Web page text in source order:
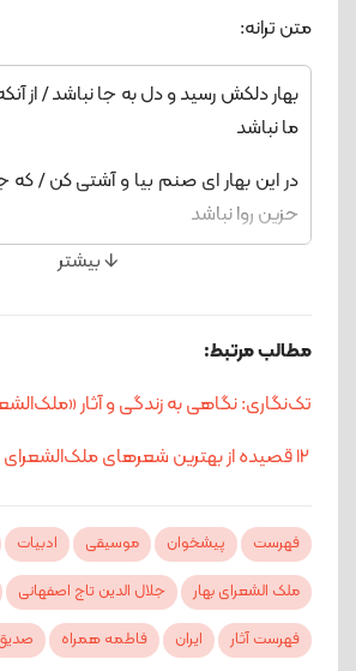
رهگذر بیا حذر کن/ لب ببند و این فسانه
متن ترانه:
بهار دلکش رسید و دل به جا نباشد / از
ما نباشد
در این بهار ای صنم بیا و آشتی کن /
حزین روا نباشد
صبحدم بلبل، بر درخت گل، به خنده
اگر تو با این دل حزین عهد بستی / حبیب
برشکستی
🡫 بیشتر
مطالب مرتبط:
تک‌نگاری: نگاهی به زندگی و آثار
12 قصیده از بهترین شعرهای ملک‌الشعرای بهار
فهرست پیشخوان موسیقی ادبیات
ملک الشعرای بهار
جلال الدین تاج اصفهانی
فهرست آثار
ایران فاطمه همراه